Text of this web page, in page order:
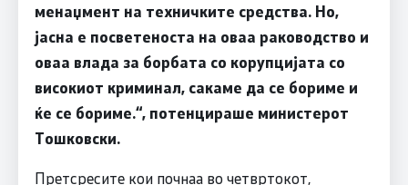
менаџмент на техничките средства. Но,
јасна е посветеноста на оваа раководство и
оваа влада за борбата со корупцијата со
високиот криминал, сакаме да се бориме и
ќе се бориме.“, потенцираше министерот
Тошковски.
Претсресите кои почнаа во четвртокот,